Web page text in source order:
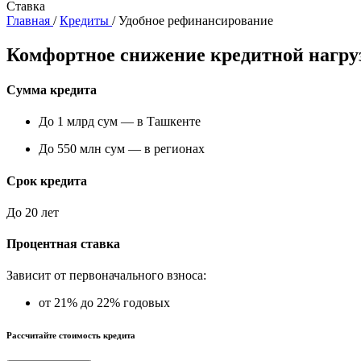
Ставка
Главная / Кредиты /Удобное рефинансирование
Комфортное снижение кредитной
Сумма кредита
До 1 млрд сум — в Ташкенте
До 550 млн сум — в регионах
Срок кредита
До 20 лет
Процентная ставка
Зависит от первоначального взноса:
от 21% до 22% годовых
Рассчитайте стоимость кредита